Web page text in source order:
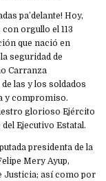
pa’delante! Hoy,
orgullo el 113
que nació en
seguridad de
Carranza
las y los soldados
y compromiso.
glorioso Ejército
Ejecutivo Estatal.
presidenta de la
Mery Ayup,
Justicia; así como por